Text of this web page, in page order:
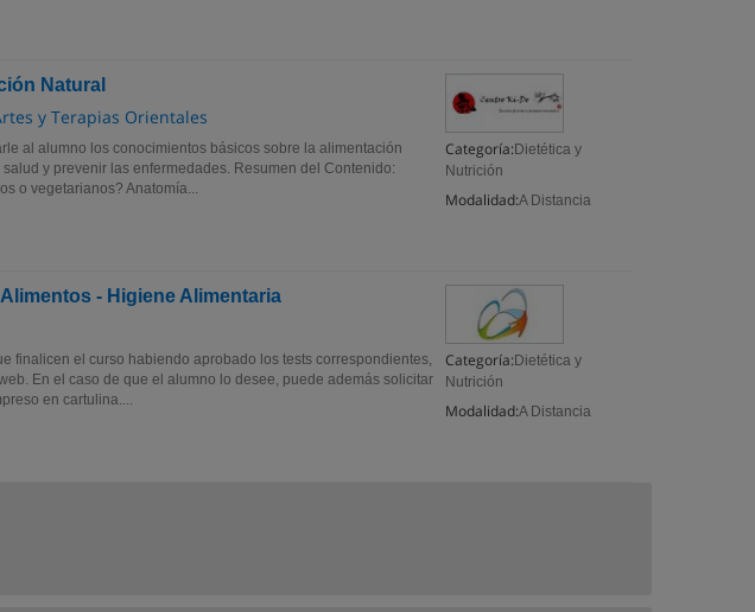
Natural
y Terapias Orientales
Categoría: Dietética y
Nutrición
Modalidad:A Distancia
al alumno los conocimientos básicos sobre la alimentación
y prevenir las enfermedades. Resumen del Contenido:
o vegetarianos? Anatomía...
- Higiene Alimentaria
Categoría: Dietética y
Nutrición
Modalidad:A Distancia
finalicen el curso habiendo aprobado los tests correspondientes,
En el caso de que el alumno lo desee, puede además solicitar
en cartulina....